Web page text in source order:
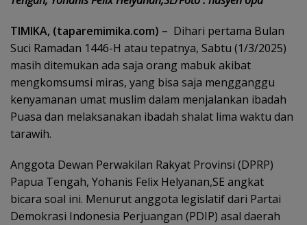
TIMIKA, (taparemimika.com) – Dihari pertama Bulan
Suci Ramadan 1446-H atau tepatnya, Sabtu (1/3/2025)
masih ditemukan ada saja orang mabuk akibat
mengkomsumsi miras, yang bisa saja mengganggu
kenyamanan umat muslim dalam menjalankan ibadah
Puasa dan melaksanakan ibadah shalat lima waktu dan
tarawih.
Anggota Dewan Perwakilan Rakyat Provinsi (DPRP)
Papua Tengah, Yohanis Felix Helyanan,SE angkat
bicara soal ini. Menurut anggota legislatif dari Partai
Demokrasi Indonesia Perjuangan (PDIP) asal daerah